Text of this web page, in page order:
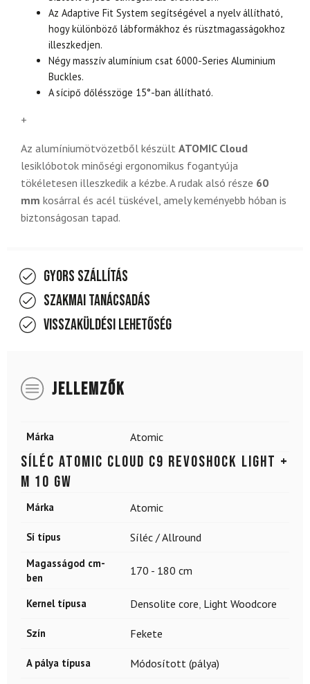
Az Adaptive Fit System segítségével a nyelv állítható,
hogy különböző lábformákhoz és rüsztmagasságokhoz
illeszkedjen.
Négy masszív alumínium csat 6000-Series Aluminium
Buckles.
A sícipő dőlésszöge 15°-ban állítható.
+
Az alumíniumötvözetből készült ATOMIC Cloud
lesiklóbotok minőségi ergonomikus fogantyúja
tökéletesen illeszkedik a kézbe. A rudak alsó része 60
mm kosárral és acél tüskével, amely keményebb hóban is
biztonságosan tapad.
Gyors szállítás
Szakmai tanácsadás
Visszaküldési lehetőség
JELLEMZŐK
Márka Atomic
Síléc ATOMIC CLOUD C9 REVOSHOCK LIGHT +
M 10 GW
Márka Atomic
Sí típus Síléc / Allround
Magasságod cm-
ben
170 - 180 cm
Kernel típusa Densolite core Light Woodcore
Szín Fekete
A pálya típusa Módosított (pálya)